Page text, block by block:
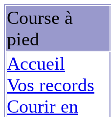
Course à
pied
Accueil
Vos records
Courir en